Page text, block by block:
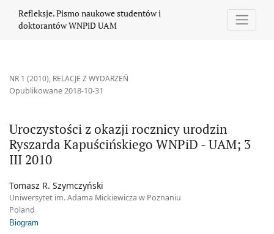
Refleksje. Pismo naukowe studentów i
doktorantów WNPiD UAM
NR 1 (2010), RELACJE Z WYDARZEŃ
Uroczystości z okazji rocznicy urodzin
Ryszarda Kapuścińskiego WNPiD - UAM; 3
III 2010
Opublikowane 2018-10-31
Tomasz R. Szymczyński
Uniwersytet im. Adama Mickiewicza w Poznaniu
Poland
Biogram